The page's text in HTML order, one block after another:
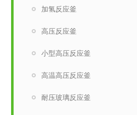
加氢反应釜
高压反应釜
小型高压反应釜
高温高压反应釜
耐压玻璃反应釜